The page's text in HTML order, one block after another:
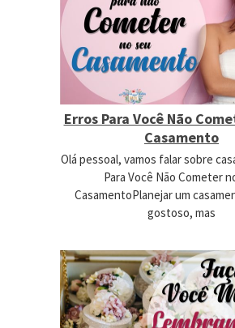
Erros Para Você Não
Casamento
Olá pessoal, vamos falar sobre
Para Você Não Cometer
CasamentoPlanejar um
gostoso, mas